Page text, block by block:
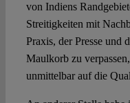
von Indiens
Streitigkeiten mit
Praxis, der Presse und
Maulkorb zu
unmittelbar auf die